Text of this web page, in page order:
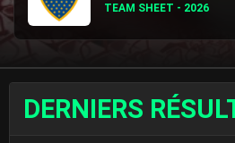
TEAM SHEET - 2026
DERNIERS